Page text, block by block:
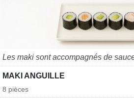
Les maki sont accompagnés de
MAKI ANGUILLE
8 pièces